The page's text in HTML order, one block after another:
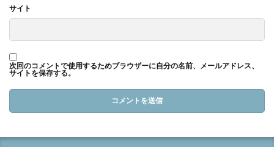
サイト
次回のコメントで使用するためブラウザーに自分の名前、メールアドレス、
サイトを保存する。